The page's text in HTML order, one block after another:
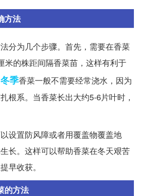
方法
分为几个步骤。首先，需要在香菜
米的株距间隔香菜苗，这样有利于
冬季香菜一般不需要经常浇水，因为
根系。当香菜长出大约5-6片叶时，
设置防风障或者用覆盖物覆盖地
长。这样可以帮助香菜在冬天艰苦
早收获。
的方法